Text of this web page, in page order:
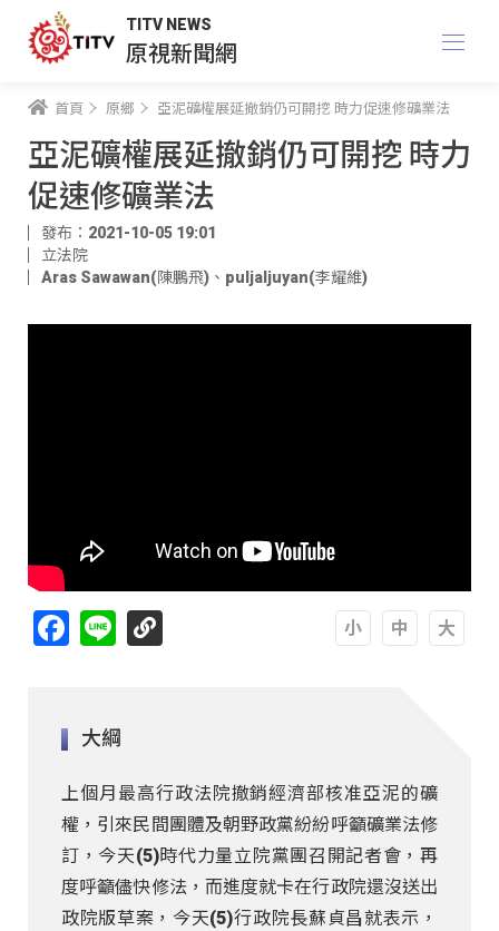
TITV NEWS
原視新聞網
首頁 原鄉 亞泥礦權展延撤銷仍可開挖 時力促速修礦業法
亞泥礦權展延撤銷仍可開挖 時力
促速修礦業法
發布：2021-10-05 19:01
立法院
Aras Sawawan(陳鵬飛) 、 puljaljuyan(李耀維)
Facebook
Line
大綱
上個月最高行政法院撤銷經濟部核准亞泥的礦
權，引來民間團體及朝野政黨紛紛呼籲礦業法修
訂，今天(5)時代力量立院黨團召開記者會，再
度呼籲儘快修法，而進度就卡在行政院還沒送出
政院版草案，今天(5)行政院長蘇貞昌就表示，